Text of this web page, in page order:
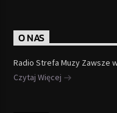
O NAS
Radio Strefa Muzy Zawsze
Czytaj Więcej